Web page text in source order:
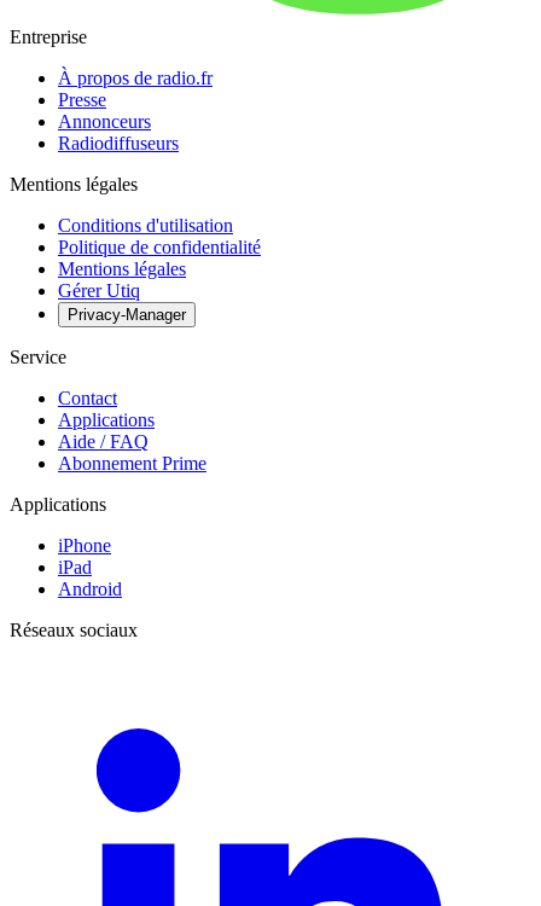
Entreprise
À propos de radio.fr
Presse
Annonceurs
Radiodiffuseurs
Mentions légales
Conditions d'utilisation
Politique de confidentialité
Mentions légales
Gérer Utiq
Privacy-Manager
Service
Contact
Applications
Aide / FAQ
Abonnement Prime
Applications
iPhone
iPad
Android
Réseaux sociaux